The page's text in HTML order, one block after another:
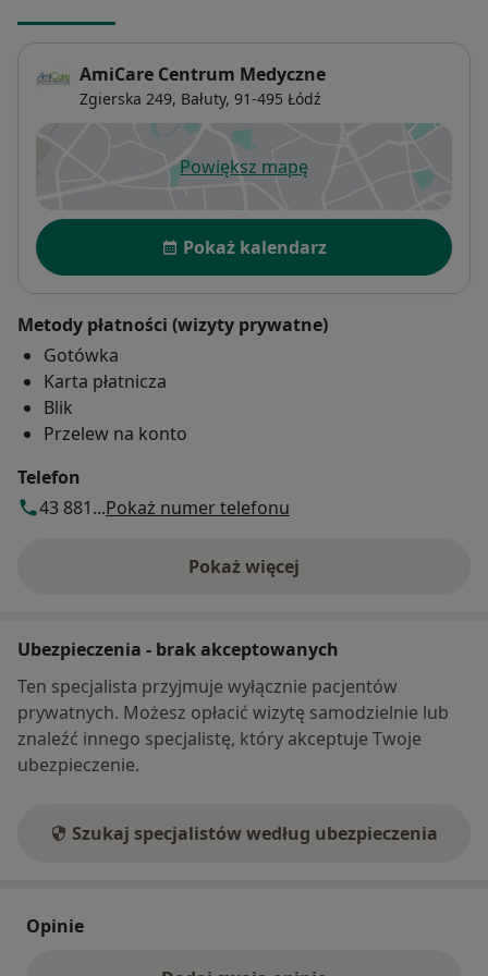
AmiCare Centrum Medyczne
Zgierska 249, Bałuty, 91-495 Łódź
Powiększ mapęotwiera się w nowej karcie
Dostępność
Pokaż kalendarz
Metody płatności (wizyty prywatne)
Gotówka
Karta płatnicza
Blik
Przelew na konto
Telefon
43 881...Pokaż numer telefonu
Pokaż więcej
o adresie
Ubezpieczenia - brak akceptowanych
Ten specjalista przyjmuje wyłącznie pacjentów
prywatnych. Możesz opłacić wizytę samodzielnie lub
znaleźć innego specjalistę, który akceptuje Twoje
ubezpieczenie.
Szukaj specjalistów według ubezpieczenia
Opinie